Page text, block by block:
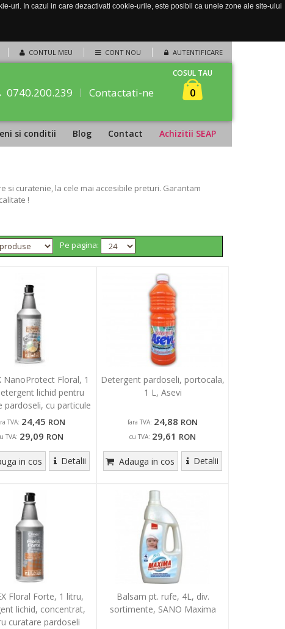
uri. In cazul in care dezactivati cookie-urile, este posibil ca unele zone ale site-ului
CONTUL MEU CONT NOU AUTENTIFICARE
0740.200.239 Contactati-ne
COSUL TAU
0
si conditii Blog Contact Achizitii SEAP
si curatenie, la cele mai accesibile preturi. Garantam
!
Pe pagina:
NanoProtect Floral, 1
lichid pentru
pardoseli, cu particule
silicon
TVA: 24,45 RON
TVA: 29,09 RON
in cos Detalii
Detergent pardoseli, portocala,
1 L, Asevi
fara TVA: 24,88 RON
cu TVA: 29,61 RON
Adauga in cos Detalii
Floral Forte, 1 litru,
lichid, concentrat,
curatare pardoseli
Balsam pt. rufe, 4L, div.
sortimente, SANO Maxima